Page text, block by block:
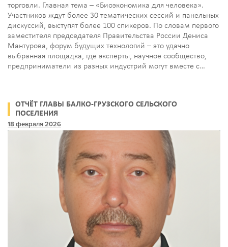
торговли. Главная тема – «Биоэкономика для человека».
Участников ждут более 30 тематических сессий и панельных
дискуссий, выступят более 100 спикеров. По словам первого
заместителя председателя Правительства России Дениса
Мантурова, форум будущих технологий – это удачно
выбранная площадка, где эксперты, научное сообщество,
предприниматели из разных индустрий могут вместе с…
ОТЧЁТ ГЛАВЫ БАЛКО-ГРУЗСКОГО СЕЛЬСКОГО
ПОСЕЛЕНИЯ
18 февраля 2026